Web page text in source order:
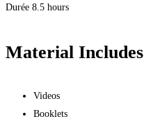
Durée 8.5 hours
Material Includes
Videos
Booklets